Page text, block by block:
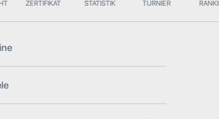
ZERTIFIKAT STATISTIK TURNIER